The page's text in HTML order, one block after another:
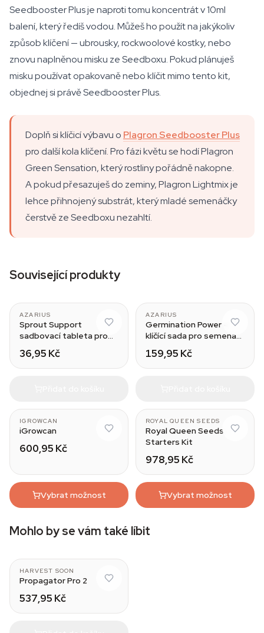
Seedbooster Plus je naproti tomu koncentrát v 10ml
balení, který ředíš vodou. Můžeš ho použít na jakýkoliv
způsob klíčení — ubrousky, rockwoolové kostky, nebo
znovu naplněnou misku ze Seedboxu. Pokud plánuješ
misku používat opakovaně nebo klíčit mimo tento kit,
objednej si právě Seedbooster Plus.
Doplň si klíčicí výbavu o Plagron Seedbooster Plus
pro další kola klíčení. Pro fázi květu se hodí Plagron
Green Sensation, který rostliny pořádně nakopne.
A pokud přesazuješ do zeminy, Plagron Lightmix je
lehce přihnojený substrát, který mladé semenáčky
čerstvě ze Seedboxu nezahltí.
Související produkty
AZARIUS
Sprout Support
sadbovací tableta pro
36,95 Kč
AZARIUS
Germination Power –
klíčící sada pro semena
159,95 Kč
IGROWCAN
iGrowcan
600,95 Kč
Vybrat možnost
ROYAL QUEEN SEEDS
Royal Queen Seeds
Starters Kit
978,95 Kč
Vybrat možnost
Mohlo by se vám také líbit
HARVEST SOON
Propagator Pro 2
537,95 Kč